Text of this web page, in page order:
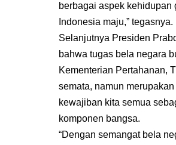
berbagai aspek kehidupan
Indonesia maju,” tegasnya.
Selanjutnya Presiden
bahwa tugas bela negara
Kementerian Pertahanan,
semata, namun
kewajiban kita semua
komponen bangsa.
“Dengan semangat bela